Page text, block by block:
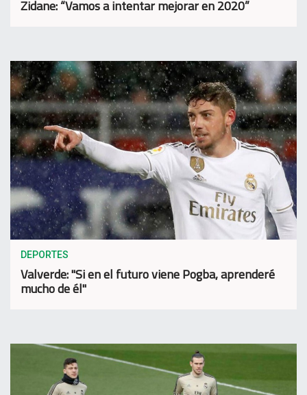
Zidane: “Vamos a intentar mejorar en 2020”
DEPORTES
Valverde: "Si en el futuro viene Pogba, aprenderé
mucho de él"